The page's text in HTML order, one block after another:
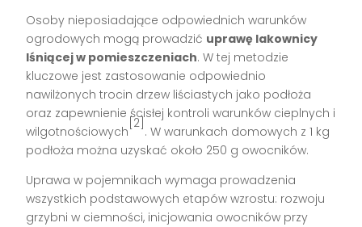
Osoby nieposiadające odpowiednich warunków
ogrodowych mogą prowadzić uprawę lakownicy
lśniącej w pomieszczeniach. W tej metodzie
kluczowe jest zastosowanie odpowiednio
nawilżonych trocin drzew liściastych jako podłoża
oraz zapewnienie ścisłej kontroli warunków cieplnych i
wilgotnościowych
[2]
. W warunkach domowych z 1 kg
podłoża można uzyskać około 250 g owocników.
Uprawa w pojemnikach wymaga prowadzenia
wszystkich podstawowych etapów wzrostu: rozwoju
grzybni w ciemności, inicjowania owocników przy